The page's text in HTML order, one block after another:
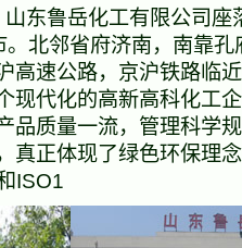
东鲁岳化工有限公司座
。北邻省府济南，南靠
高速公路，京沪铁路临
现代化的高新高科化工
品质量一流，管理科学
真正体现了绿色环保理
ISO1